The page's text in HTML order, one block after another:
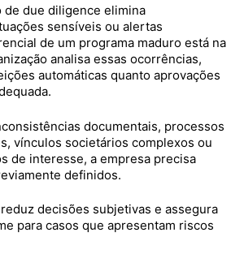
de due diligence elimina
sensíveis ou alertas
de um programa maduro está na
analisa essas ocorrências,
automáticas quanto aprovações
documentais, processos
vínculos societários complexos ou
de interesse, a empresa precisa
definidos.
decisões subjetivas e assegura
para casos que apresentam riscos